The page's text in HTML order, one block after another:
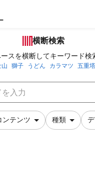
横断検索
スを横断してキーワード検
山 獅子 うどん カラマツ 五重塔
ンテンツ 種類